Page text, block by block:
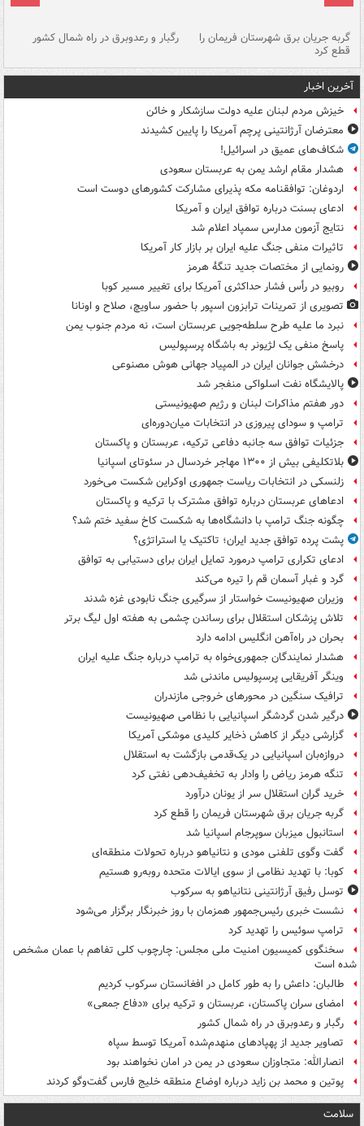
گربه جریان برق شهرستان فریمان را
قطع کرد
رگبار و رعدوبرق در راه شمال کشور
آخرین اخبار
خیزش مردم لبنان علیه دولت سازشکار و خائن
معترضان آرژانتینی پرچم آمریکا را پایین کشیدند
شکاف‌های عمیق در اسرائیل!
هشدار مقام ارشد یمن به عربستان سعودی
اردوغان: توافقنامه مکه پذیرای مشارکت کشورهای دوست است
ادعای بسنت درباره توافق ایران و آمریکا
نتایج آزمون مدارس سمپاد اعلام شد
تاثیرات منفی جنگ علیه ایران بر بازار کار آمریکا
رونمایی از مختصات جدید تنگۀ هرمز
روبیو در رأس فشار حداکثری آمریکا برای تغییر مسیر کوبا
تصویری از تمرینات ترابزون اسپور با حضور ساویچ، صلاح و اونانا
نبرد ما علیه طرح سلطه‌جویی عربستان است، نه مردم جنوب یمن
پاسخ منفی یک لژیونر به باشگاه پرسپولیس
درخشش جوانان ایران در المپیاد جهانی هوش مصنوعی
پالایشگاه نفت اسلواکی منفجر شد
دور هفتم مذاکرات لبنان و رژیم صهیونیستی
ترامپ و سودای پیروزی در انتخابات میان‌دوره‌ای
جزئیات توافق سه جانبه دفاعی ترکیه، عربستان و پاکستان
بلاتکلیفی بیش از ۱۳۰۰ مهاجر خردسال در سئوتای اسپانیا
زلنسکی در انتخابات ریاست جمهوری اوکراین شکست می‌خورد
ادعاهای عربستان درباره توافق مشترک با ترکیه و پاکستان
چگونه جنگ ترامپ با دانشگاه‌ها به شکست کاخ سفید ختم شد؟
پشت پرده توافق جدید ایران؛ تاکتیک یا استراتژی؟
ادعای تکراری ترامپ درمورد تمایل ایران برای دستیابی به توافق
گرد و غبار آسمان قم را تیره می‌کند
وزیران صهیونیست خواستار از سرگیری جنگ نابودی غزه شدند
تلاش پزشکان استقلال برای رساندن چشمی به هفته اول لیگ برتر
بحران در راه‌آهن انگلیس ادامه دارد
هشدار نمایندگان جمهوری‌خواه به ترامپ درباره جنگ علیه ایران
وینگر آفریقایی پرسپولیس ماندنی شد
ترافیک سنگین در محورهای خروجی مازندران
درگیر شدن گردشگر اسپانیایی با نظامی صهیونیست
گزارشی دیگر از کاهش ذخایر کلیدی موشکی آمریکا
دروازه‌بان اسپانیایی در یک‌قدمی بازگشت به استقلال
تنگه هرمز ریاض را وادار به تخفیف‌دهی نفتی کرد
خرید گران استقلال سر از یونان درآورد
گربه جریان برق شهرستان فریمان را قطع کرد
استانبول میزبان سوپرجام اسپانیا شد
گفت وگوی تلفنی مودی و نتانیاهو درباره تحولات منطقه‌ای
کوبا: با تهدید نظامی از سوی ایالات متحده روبه‌رو هستیم
توسل رفیق آرژانتینی نتانیاهو به سرکوب
نشست خبری رئیس‌جمهور همزمان با روز خبرنگار برگزار می‌شود
ترامپ سوئیس را تهدید کرد
سخنگوی کمیسیون امنیت ملی مجلس: چارچوب کلی تفاهم با عمان مشخص
شده است
طالبان: داعش را به طور کامل در افغانستان سرکوب کردیم
امضای سران پاکستان، عربستان و ترکیه برای «دفاع جمعی»
رگبار و رعدوبرق در راه شمال کشور
تصاویر جدید از پهپادهای منهدم‌شده آمریکا توسط سپاه
انصارالله: متجاوزان سعودی در یمن در امان نخواهند بود
پوتین و محمد بن زاید درباره اوضاع منطقه خلیج فارس گفت‌وگو کردند
سلامت